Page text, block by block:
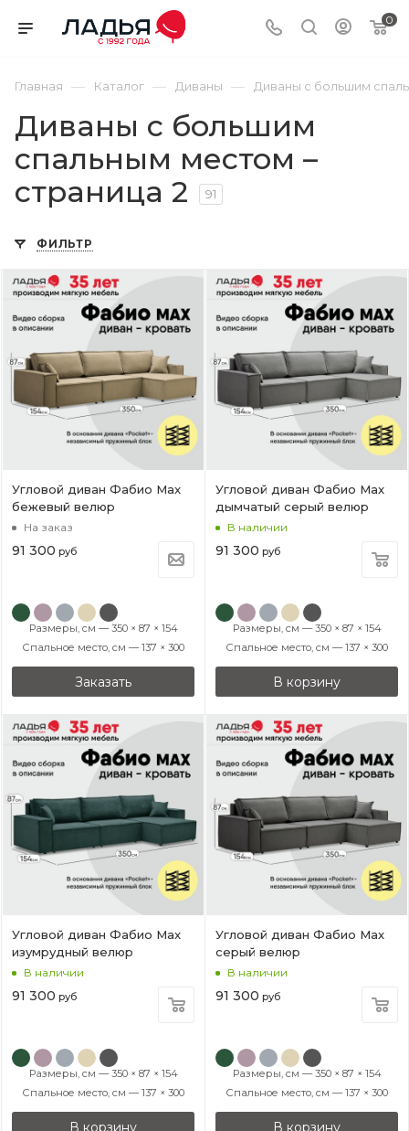
0
Главная — Каталог — Диваны — Диваны с большим
Диваны с большим
спальным местом –
страница 2
91
ФИЛЬТР
Угловой диван Фабио Max
бежевый велюр
На заказ
91 300 руб
Размеры, см — 350 × 87 × 154
Спальное место, см — 137 × 300
Заказать
Угловой диван Фабио Max
дымчатый серый велюр
В наличии
91 300 руб
Размеры, см — 350 × 87 × 154
Спальное место, см — 137 × 300
В корзину
Угловой диван Фабио Max
изумрудный велюр
В наличии
91 300 руб
Размеры, см — 350 × 87 × 154
Спальное место, см — 137 × 300
В корзину
Угловой диван Фабио Max
серый велюр
В наличии
91 300 руб
Размеры, см — 350 × 87 × 154
Спальное место, см — 137 × 300
В корзину